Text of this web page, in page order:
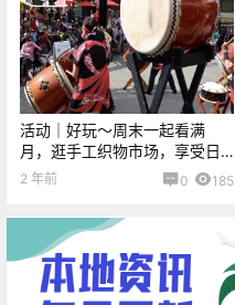
活动｜好玩～周末一起看满
月，逛手工织物市场，享受日
本文化节吧！
2 年前 0 185